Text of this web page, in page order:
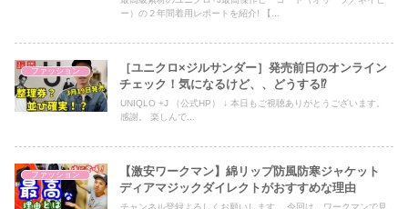
ー）の２年間着用レポートを紹介! 【...
ファッション
［ユニクロ×ジルサンダー］発売前日のオンライン
チェック！気になるけど、、どうする⁉︎
UNIQLO +J （公式HP） ↓ 本日もご視聴ありがとうございます。
感謝。 楽しんで...
ファッション
【激安ワークマン】綿リップ防風防寒ジャケット
ディアマジックダイレクトがおすすめな理由
チャンネル登録よろしくお願いします。 今回は、ワークマンで見